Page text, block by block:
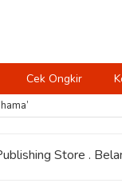
Cek Ongkir
Store .